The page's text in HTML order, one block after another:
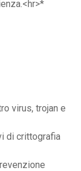
virus, trojan e
di crittografia